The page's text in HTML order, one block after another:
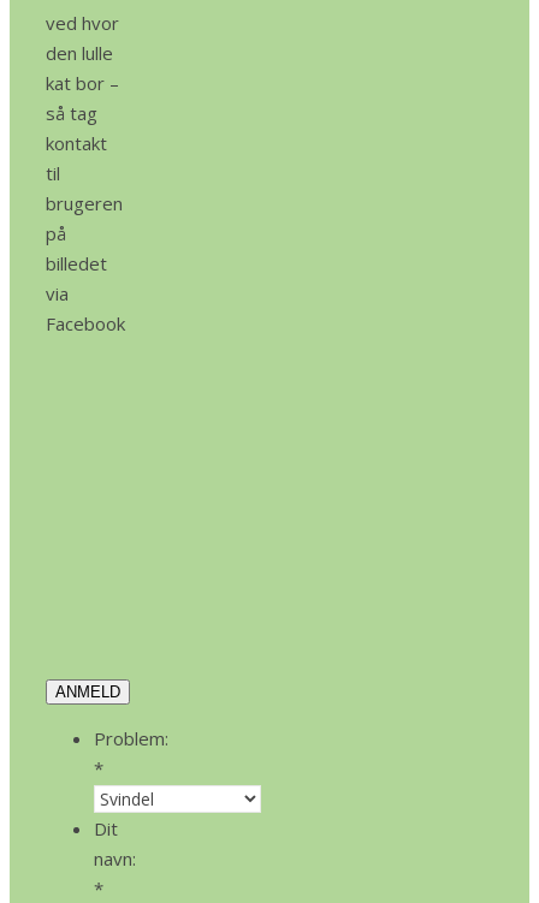
ved hvor
den lulle
kat bor –
så tag
kontakt
til
brugeren
på
billedet
via
Facebook
ANMELD
Problem:
*
Dit
navn:
*